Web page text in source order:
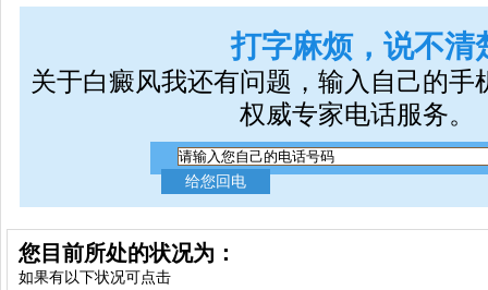
打字麻烦，说不清
关于白癜风我还有问题，输入自己的手
权威专家电话服务。
您目前所处的状况为：
如果有以下状况可点击